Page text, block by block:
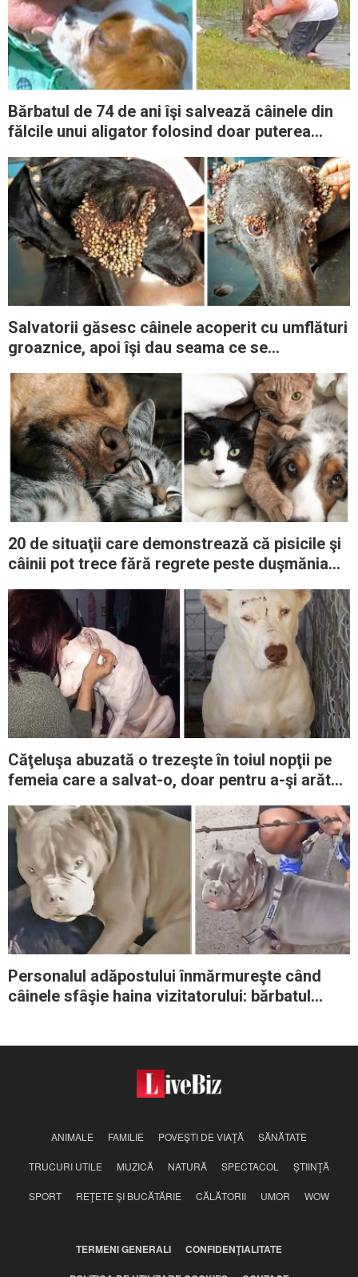
Bărbatul de 74 de ani îşi salvează câinele din
fălcile unui aligator folosind doar puterea
Salvatorii găsesc câinele acoperit cu umflături
groaznice, apoi îşi dau seama ce se
20 de situaţii care demonstrează că pisicile şi
câinii pot trece fără regrete peste duşmănia
Căţeluşa abuzată o trezeşte în toiul nopţii pe
femeia care a salvat-o, doar pentru a-şi arăta
Personalul adăpostului înmărmureşte când
câinele sfâşie haina vizitatorului: bărbatul
ANIMALE FAMILIE POVEŞTI DE VIAŢĂ SĂNĂTATE
TRUCURI UTILE MUZICĂ NATURĂ SPECTACOL ŞTIINŢĂ
SPORT REŢETE ŞI BUCĂTĂRIE CĂLĂTORII UMOR WOW
TERMENI GENERALI CONFIDENŢIALITATE